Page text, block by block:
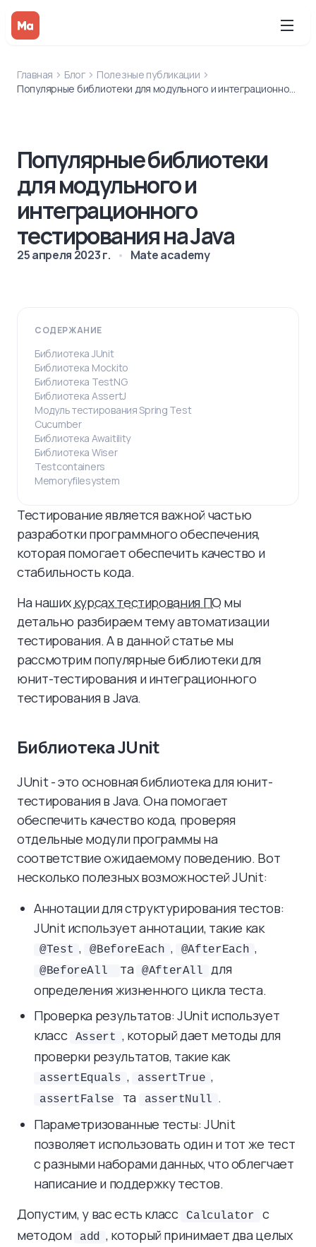
Главная Блог
Полезные публикации
Популярные библиотеки для модульного и интеграционного тестирования на Java
Популярные библиотеки
для модульного и
интеграционного
тестирования на Java
25 апреля 2023 г. Mate academy
СОДЕРЖАНИЕ
Библиотека JUnit
Библиотека Mockito
Библиотека TestNG
Библиотека AssertJ
Модуль тестирования Spring Test
Cucumber
Библиотека Awaitility
Библиотека Wiser
Testcontainers
Memoryfilesystem
Тестирование является важной частью
разработки программного обеспечения,
которая помогает обеспечить качество и
стабильность кода.
На наших курсах тестирования ПО мы
детально разбираем тему автоматизации
тестирования. А в данной статье мы
рассмотрим популярные библиотеки для
юнит-тестирования и интеграционного
тестирования в Java.
Библиотека JUnit
JUnit - это основная библиотека для юнит-
тестирования в Java. Она помогает
обеспечить качество кода, проверяя
отдельные модули программы на
соответствие ожидаемому поведению. Вот
несколько полезных возможностей JUnit:
Аннотации для структурирования тестов:
JUnit использует аннотации, такие как
@Test , @BeforeEach , @AfterEach ,
@BeforeAll та @AfterAll
для
определения жизненного цикла теста.
Проверка результатов: JUnit использует
класс
Assert , который дает методы для
проверки результатов, такие как
assertEquals , assertTrue ,
assertFalse та assertNull .
Параметризованные тесты: JUnit
позволяет использовать один и тот же тест
с разными наборами данных, что облегчает
написание и поддержку тестов.
Допустим, у вас есть класс
Calculator
с
методом
add , который принимает два целых